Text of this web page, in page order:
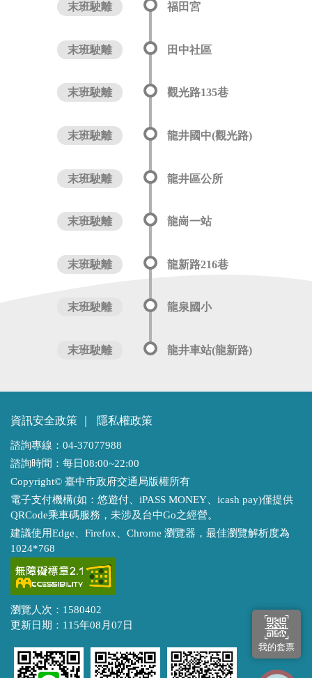
末班駛離 福田宮
末班駛離 田中社區
末班駛離 觀光路135巷
末班駛離 龍井國中(觀光路)
末班駛離 龍井區公所
末班駛離 龍崗一站
末班駛離 龍新路216巷
末班駛離 龍泉國小
末班駛離 龍井車站(龍新路)
資訊安全政策 隱私權政策
諮詢專線：04-37077988
諮詢時間：每日08:00~22:00
Copyright© 臺中市政府交通局版權所有
電子支付機構(如：悠遊付、iPASS MONEY、icash pay)僅提供
QRCode乘車碼服務，未涉及台中Go之經營。
建議使用Edge、Firefox、Chrome 瀏覽器，最佳瀏覽解析度為
1024*768
瀏覽人次：1580402
更新日期：115年08月07日
我的套票